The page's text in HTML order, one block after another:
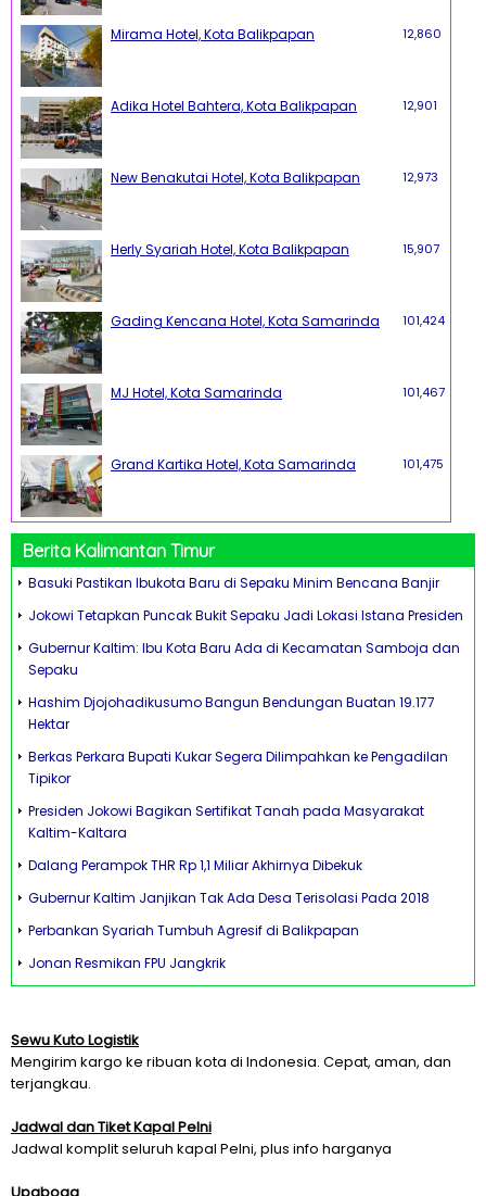
Mirama Hotel, Kota Balikpapan 12,860
Adika Hotel Bahtera, Kota Balikpapan 12,901
New Benakutai Hotel, Kota Balikpapan 12,973
Herly Syariah Hotel, Kota Balikpapan 15,907
Gading Kencana Hotel, Kota Samarinda 101,424
MJ Hotel, Kota Samarinda 101,467
Grand Kartika Hotel, Kota Samarinda 101,475
Berita Kalimantan Timur
Basuki Pastikan Ibukota Baru di Sepaku Minim Bencana Banjir
Jokowi Tetapkan Puncak Bukit Sepaku Jadi Lokasi Istana Presiden
Gubernur Kaltim: Ibu Kota Baru Ada di Kecamatan Samboja dan
Sepaku
Hashim Djojohadikusumo Bangun Bendungan Buatan 19.177
Hektar
Berkas Perkara Bupati Kukar Segera Dilimpahkan ke Pengadilan
Tipikor
Presiden Jokowi Bagikan Sertifikat Tanah pada Masyarakat
Kaltim-Kaltara
Dalang Perampok THR Rp 1,1 Miliar Akhirnya Dibekuk
Gubernur Kaltim Janjikan Tak Ada Desa Terisolasi Pada 2018
Perbankan Syariah Tumbuh Agresif di Balikpapan
Jonan Resmikan FPU Jangkrik
Sewu Kuto Logistik
Mengirim kargo ke ribuan kota di Indonesia. Cepat, aman, dan
terjangkau.
Jadwal dan Tiket Kapal Pelni
Jadwal komplit seluruh kapal Pelni, plus info harganya